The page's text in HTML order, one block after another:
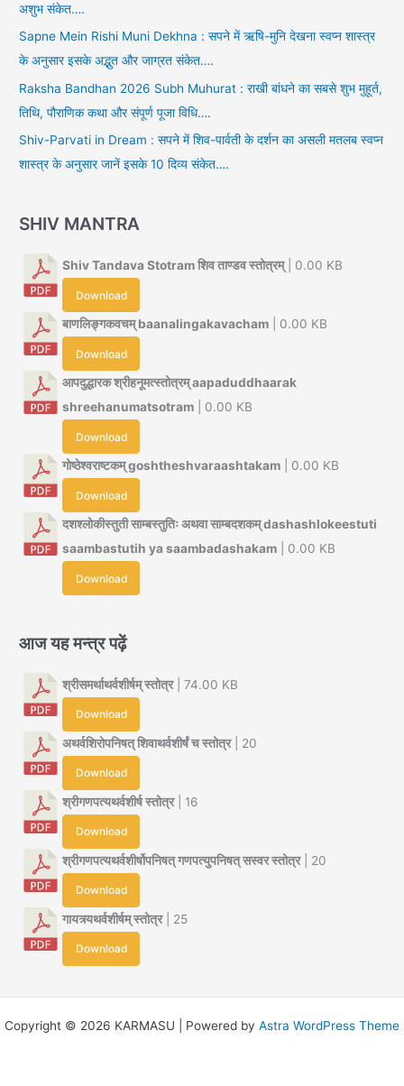
अशुभ संकेत….
Sapne Mein Rishi Muni Dekhna : सपने में ऋषि-मुनि देखना स्वप्न शास्त्र
के अनुसार इसके अद्भुत और जाग्रत संकेत….
Raksha Bandhan 2026 Subh Muhurat : राखी बांधने का सबसे शुभ मुहूर्त,
तिथि, पौराणिक कथा और संपूर्ण पूजा विधि….
Shiv-Parvati in Dream : सपने में शिव-पार्वती के दर्शन का असली मतलब स्वप्न
शास्त्र के अनुसार जानें इसके 10 दिव्य संकेत….
SHIV MANTRA
Shiv Tandava Stotram शिव ताण्डव स्तोत्रम्| 0.00 KB
Download
बाणलिङ्गकवचम् baanalingakavacham | 0.00 KB
Download
आपदुद्धारक श्रीहनूमत्स्तोत्रम् aapaduddhaarak
shreehanumatsotram | 0.00 KB
Download
गोष्ठेश्वराष्टकम् goshtheshvaraashtakam | 0.00 KB
Download
दशश्लोकीस्तुती साम्बस्तुतिः अथवा साम्बदशकम् dashashlokeestuti
saambastutih ya saambadashakam | 0.00 KB
Download
आज यह मन्त्र पढ़ें
श्रीसमर्थाथर्वशीर्षम् स्तोत्र| 74.00 KB
Download
अथर्वशिरोपनिषत् शिवाथर्वशीर्षं च स्तोत्र| 20
Download
श्रीगणपत्यथर्वशीर्ष स्तोत्र| 16
Download
श्रीगणपत्यथर्वशीर्षोपनिषत् गणपत्युपनिषत् सस्वर स्तोत्र| 20
Download
गायत्र्यथर्वशीर्षम् स्तोत्र| 25
Download
Copyright © 2026 KARMASU | Powered by Astra WordPress Theme